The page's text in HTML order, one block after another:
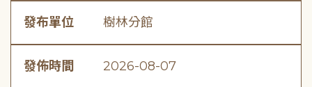
發布單位 樹林分館
發佈時間 2026-08-07